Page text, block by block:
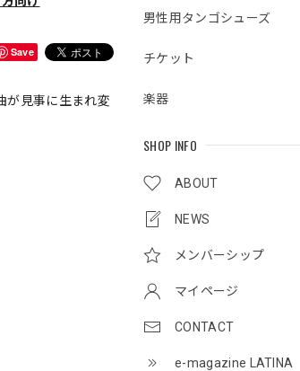
男性用タンゴシューズ
チケット
楽器
SHOP INFO
ABOUT
NEWS
メンバーシップ
マイページ
CONTACT
e-magazine LATINA
Save
が見事に生まれ変